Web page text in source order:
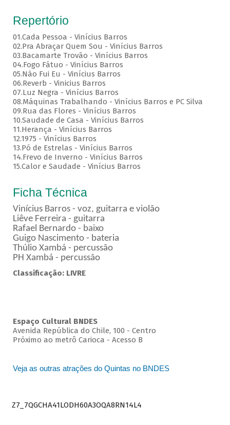
Repertório
01.Cada Pessoa - Vinícius Barros
02.Pra Abraçar Quem Sou - Vinícius Barros
03.Bacamarte Trovão - Vinícius Barros
04.Fogo Fátuo - Vinícius Barros
05.Não Fui Eu - Vinícius Barros
06.Reverb - Vinicius Barros
07.Luz Negra - Vinícius Barros
08.Máquinas Trabalhando - Vinícius Barros e PC Silva
09.Rua das Flores - Vinícius Barros
10.Saudade de Casa - Vinícius Barros
11.Herança - Vinícius Barros
12.1975 - Vinícius Barros
13.Pó de Estrelas - Vinícius Barros
14.Frevo de Inverno - Vinícius Barros
15.Calor e Saudade - Vinícius Barros
Ficha Técnica
Vinícius Barros - voz, guitarra e violão
Liêve Ferreira - guitarra
Rafael Bernardo - baixo
Guigo Nascimento - bateria
Thúlio Xambá - percussão
PH Xambá - percussão
Classificação: LIVRE
Espaço Cultural BNDES
Avenida República do Chile, 100 - Centro
Próximo ao metrô Carioca - Acesso B
Veja as outras atrações do Quintas no BNDES
Z7_7QGCHA41LODH60A3OQA8RN14L4